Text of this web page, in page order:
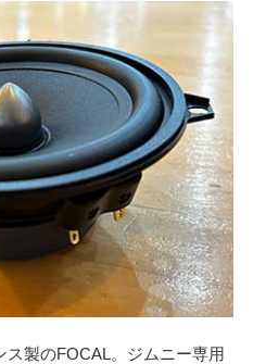
ス製のFOCAL。ジムニー専用